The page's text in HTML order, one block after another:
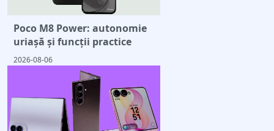
Poco M8 Power: autonomie
uriașă și funcții practice
2026-08-06